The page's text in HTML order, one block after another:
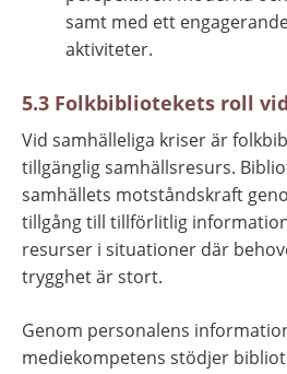
samt med ett
aktiviteter.
5.3 Folkbibliotekets roll
Vid samhälleliga kriser är
tillgänglig samhällsresurs.
samhällets motståndskraft
tillgång till tillförlitlig
resurser i situationer där
trygghet är stort.
Genom personalens
mediekompetens stödjer